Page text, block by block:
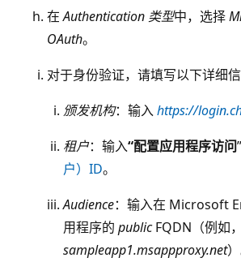
在Authentication 类型中，选择
OAuth。
对于身份验证，请填写以下详细信
颁发机构：输入https://
租户：输入“配置应用程序访问
户）ID。
Audience：输入在 Microsoft
用程序的 publicFQDN（例如，
sampleapp1.msappproxy.net）